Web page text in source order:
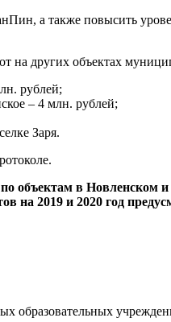
а также повысить
на других объектах
рублей;
– 4 млн. рублей;
Заря.
объектам в Новленском
2019 и 2020 год
образовательных